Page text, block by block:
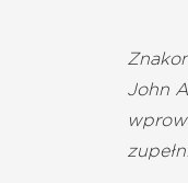
John